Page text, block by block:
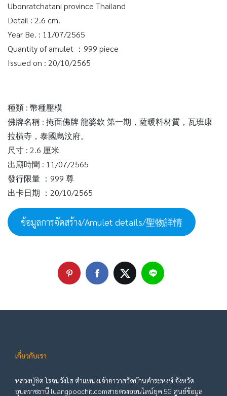
Ubonratchatani province Thailand
Detail : 2.6 cm.
Year Be. : 11/07/2565
Quantity of amulet ：999 piece
Issued on : 20/10/2565
種類 : 幣種壓模
佛牌名稱 : 掩面佛牌 龍婆欽 第一期，薩暖料材質，瓦班康
拉橫寺，泰國烏汶府。
尺寸 : 2.6 厘米
出廟時間 : 11/07/2565
發行限量 ：999 尊
出卡日期 ：20/10/2565
ข้อมูลการจัดสร้าง/Amulet details/聖物詳情
เกี่ยวกับเรา
หลวงปู่ชิต โรจนวังโส ตำแหน่งเจ้าอาวาสวัดบ้านคำระหงษ์ จังหวัด
อุบลราชธานี luangpoochit.comสายตรงออนไลน์ยุค 5G ศูนย์ข้อมูล